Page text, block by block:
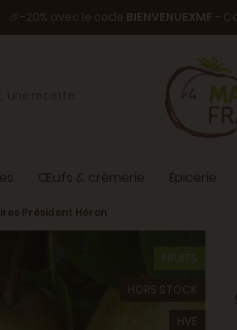
🎉-20% avec le code BIENVENUEXMF -
Œufs & crèmerie Épicerie
Président Héron
FRUITS
HORS STOCK
HVE